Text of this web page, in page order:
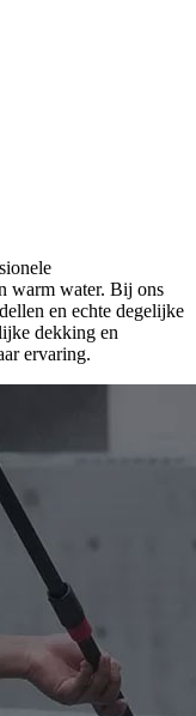
warm water. Bij ons
en echte degelijke
dekking en
ervaring.